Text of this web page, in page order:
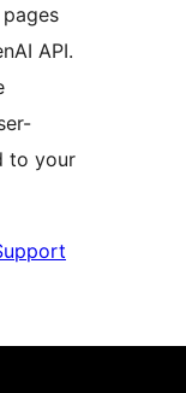
API.
to your